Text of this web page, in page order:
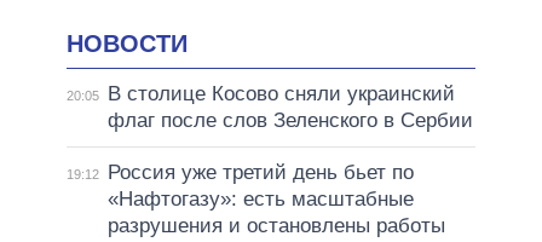
НОВОСТИ
20:05
В столице Косово сняли украинский
флаг после слов Зеленского в Сербии
19:12
Россия уже третий день бьет по
«Нафтогазу»: есть масштабные
разрушения и остановлены работы